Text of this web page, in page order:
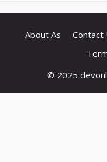
About As Contact
© 2025